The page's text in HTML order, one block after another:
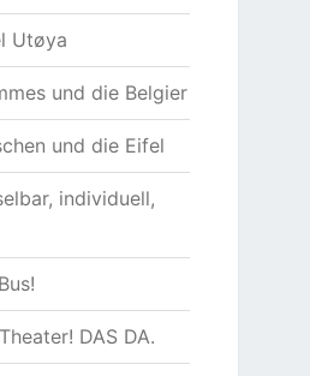
Utøya
und die Belgier
und die Eifel
individuell,
DAS DA.